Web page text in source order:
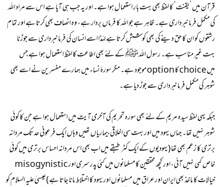
قرآن میں ’یقنت‘ کا لفظ بھی بہت بار استعمال ہوا ہے۔ اور یہ جب ہی آیا ہے اس سے مراد اللہ
کی مکمل فرمانبرداری ہے۔ ظاہر ہے جو اللہ کا فرماں بردار ہے، وہ انصاف بھی کرتا ہے اور تمام
رشتوں کو ان کا حق دینے کی بھی کوشش کرتا ہے لہٰذا اسے انسان کی فرمانبرداری سے جوڑنا
بہت غیر مناسب ہے۔ رسول اللہﷺ کے لئے بھی اطاعت کا لفظ استعمال ہوا ہے جس
میں choice کا option موجود ہے۔ مگر سورۂ نساء میں ہمارے مفسرین نے اسے بھی
شوہر کی مکمل فرمانبرداری سے جوڑ دیا ہے۔
جبکہ یہی لفظ سیدہ مریم کے لئے بھی سورہ تحریم کی آخری آیت میں استعمال ہوا ہے جن کا کوئی
شوہر نہیں تھا۔ جہاں یہود میں اور بہت سی اخلاقی بیماریاں تھیں وہاں ایک فرعونی حد تک مردانہ
برتری کا زعم بھی تھا (یہودیوں کے ایک کٹر طبقے میں اب بھی اس مردانہ احساس برتری میں کوئی
خاص کمی نہیں آئی، اور کچھ محققین کا مسلمانوں میں کئی پدر سری اور misogynistic
خیالات کا ماخذ بھی ایران اور عراق میں مسلمانوں اور یہود کا اختلاط مانا جاتا ہے ) عیسیٰ علیہ السلام کو